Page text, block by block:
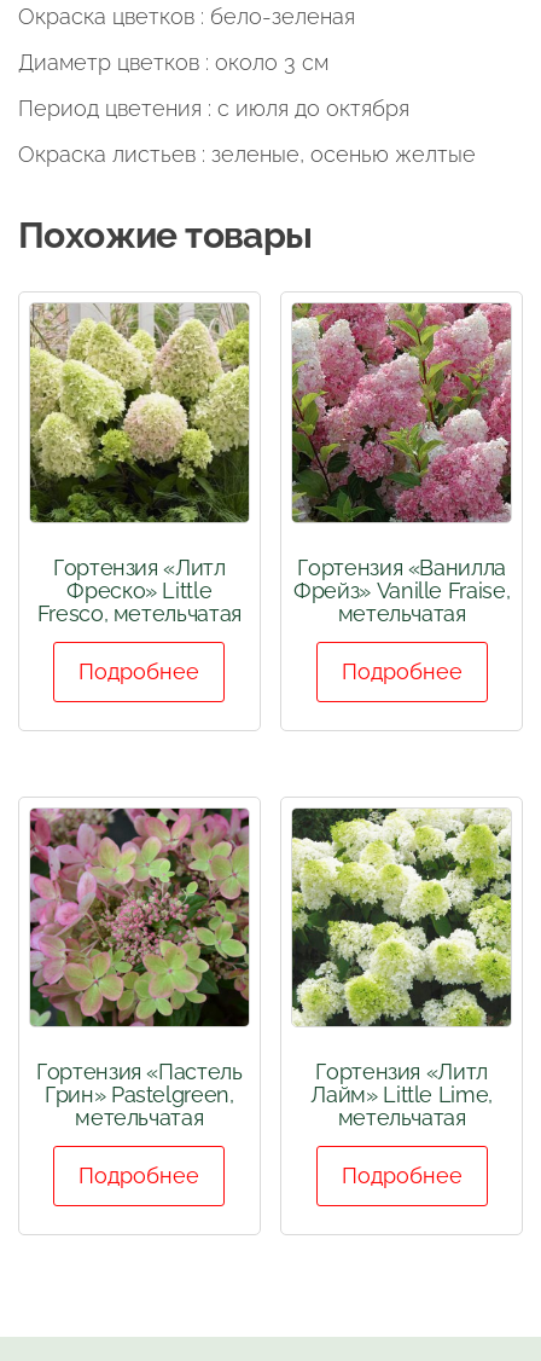
Окраска цветков : бело-зеленая
Диаметр цветков : около 3 см
Период цветения : с июля до октября
Окраска листьев : зеленые, осенью желтые
Похожие товары
Гортензия «Литл
Фреско» Little
Fresco, метельчатая
Подробнее
Гортензия «Ванилла
Фрейз» Vanille Fraise,
метельчатая
Подробнее
Гортензия «Пастель
Грин» Pastelgreen,
метельчатая
Подробнее
Гортензия «Литл
Лайм» Little Lime,
метельчатая
Подробнее